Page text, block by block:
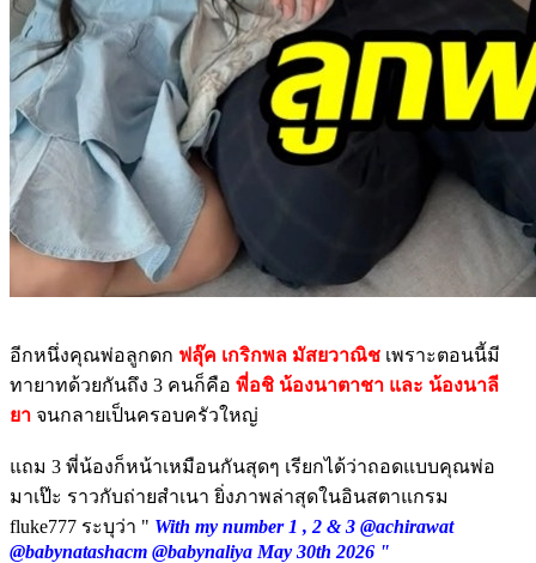
อีกหนึ่งคุณพ่อลูกดก ฟลุ๊ค เกริกพล มัสยวาณิช เพราะตอนนี้มี
ทายาทด้วยกันถึง 3 คนก็คือ พี่อชิ น้องนาตาชา และ น้องนาลี
ยา จนกลายเป็นครอบครัวใหญ่
แถม 3 พี่น้องก็หน้าเหมือนกันสุดๆ เรียกได้ว่าถอดแบบคุณพ่อ
มาเป๊ะ ราวกับถ่ายสำเนา ยิ่งภาพล่าสุดในอินสตาแกรม
fluke777 ระบุว่า " With my number 1 , 2 & 3 @achirawat
@babynatashacm @babynaliya May 30th 2026 "